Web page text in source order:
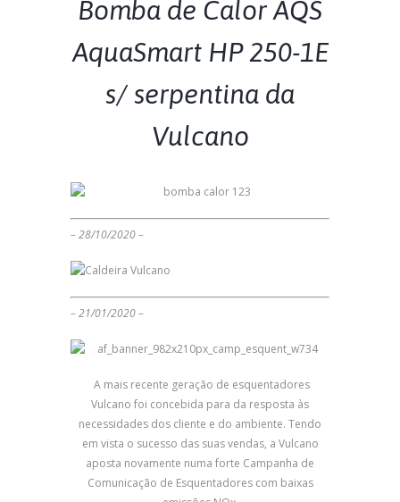
Bomba de Calor AQS
AquaSmart HP 250-1E
s/ serpentina da
Vulcano
– 28/10/2020 –
– 21/01/2020 –
A mais recente geração de esquentadores
Vulcano foi concebida para da resposta às
necessidades dos cliente e do ambiente. Tendo
em vista o sucesso das suas vendas, a Vulcano
aposta novamente numa forte Campanha de
Comunicação de Esquentadores com baixas